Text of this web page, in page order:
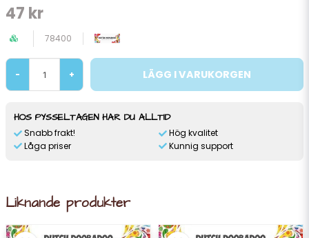
47 kr
78400
- + LÄGG I VARUKORGEN
HOS PYSSELTAGEN HAR DU ALLTID
Snabb frakt!
Låga priser
Hög kvalitet
Kunnig support
Liknande produkter